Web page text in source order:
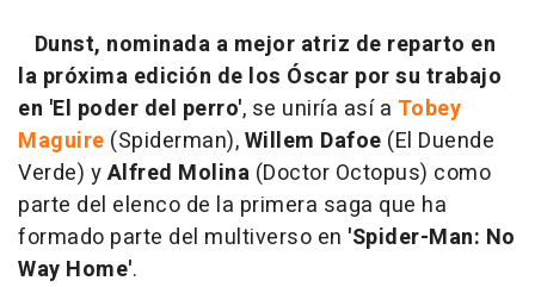
Dunst, nominada a mejor atriz de reparto en
la próxima edición de los Óscar por su trabajo
en 'El poder del perro', se uniría así a Tobey
Maguire (Spiderman),Willem Dafoe (El Duende
Verde) yAlfred Molina (Doctor Octopus) como
parte del elenco de la primera saga que ha
formado parte del multiverso en 'Spider-Man: No
Way Home'.